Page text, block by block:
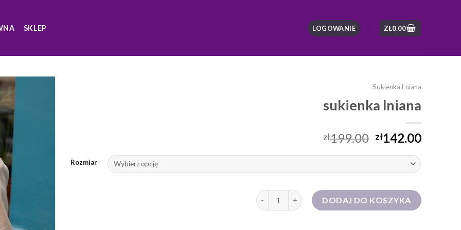
SKLEP LOGOWANIE ZŁ0.00
Sukienka Lniana
sukienka lniana
zł199.00 zł142.00
Rozmiar
ilość sukienka lnianaDODAJ DO KOSZYKA